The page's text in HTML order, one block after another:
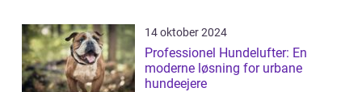
14 oktober 2024
Professionel Hundelufter: En
moderne løsning for urbane
hundeejere